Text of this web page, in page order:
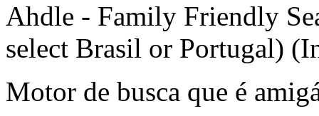
Ahdle - Family Friendly
select Brasil or Portugal)
Motor de busca que é